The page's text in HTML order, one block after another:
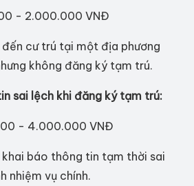
- 2.000.000 VNĐ
đến cư trú tại một địa phương
không đăng ký tạm trú.
sai lệch khi đăng ký tạm trú:
- 4.000.000 VNĐ
khai báo thông tin tạm thời sai
nhiệm vụ chính.